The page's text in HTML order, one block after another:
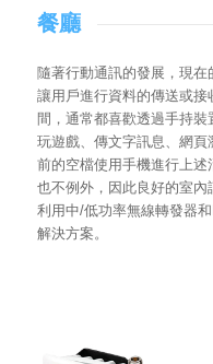
餐廳
隨著行動通訊的發展，現
讓用戶進行資料的傳送或
間，通常都喜歡透過手持
玩遊戲、傳文字訊息、網
前的空檔使用手機進行上述
也不例外，因此良好的室
利用中/低功率無線轉發器
解決方案。